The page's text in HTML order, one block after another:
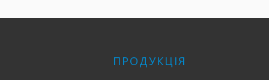
ПРОДУКЦІЯ